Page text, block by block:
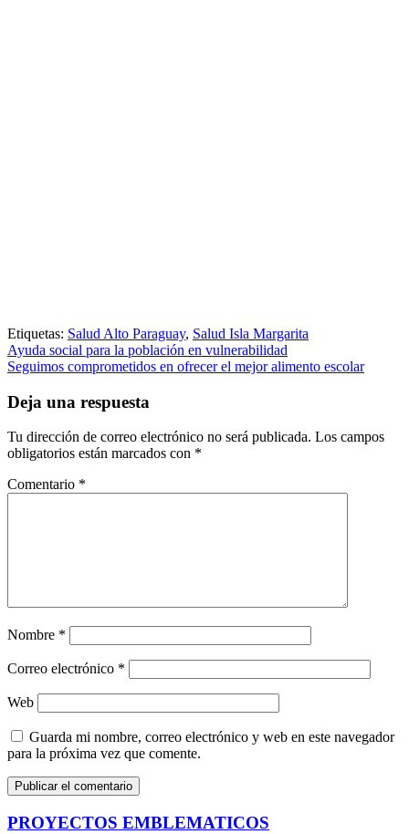
Etiquetas: Salud Alto Paraguay, Salud Isla Margarita
Navegación
de
entradas
Ayuda social para la población en vulnerabilidad
Seguimos comprometidos en ofrecer el mejor alimento escolar
Deja una respuesta
Tu dirección de correo electrónico no será publicada. Los campos
obligatorios están marcados con *
Comentario *
Nombre *
Correo electrónico *
Web
Guarda mi nombre, correo electrónico y web en este navegador
para la próxima vez que comente.
PROYECTOS EMBLEMATICOS